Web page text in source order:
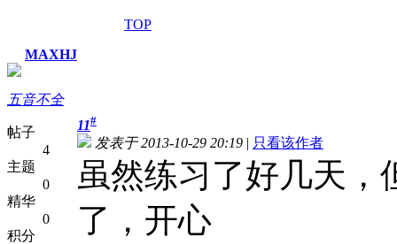
TOP
MAXHJ
五音不全
帖子
4
主题
0
精华
0
积分
11#
发表于 2013-10-29 20:19 | 只看该作者
虽然练习了好几天，
了，开心